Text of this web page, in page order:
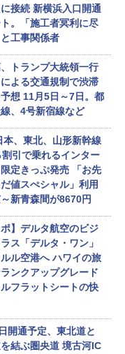
接続 新横浜入口開通
。「施工者冥利に尽
工事関係者
トランプ大統領一行
よる交通規制で渋滞
想 11月5日～7日。都
、4号新宿線など
本、東北、山形新幹線
引で乗れるインター
定きっぷ発売 「お先
値スぺシャル」利用
新青森間が8670円
ポ】デルタ航空のビジ
ス「デルタ・ワン」
ル空港へ ハワイの旅
ンクアップグレード
ルフラットシートの快
開通予定、東北道と
結ぶ圏央道 境古河IC